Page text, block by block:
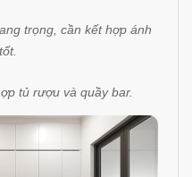
trọng, cần kết hợp ánh
tủ rượu và quầy bar.